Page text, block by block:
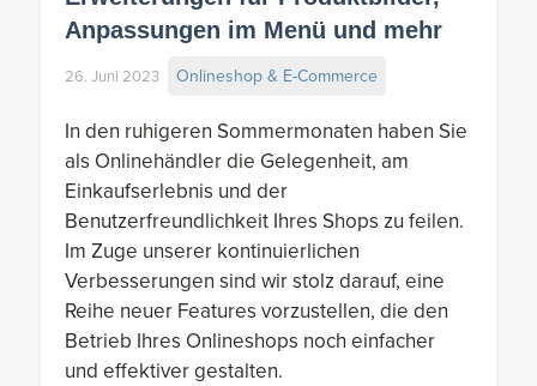
Anpassungen im Menü und mehr
26. Juni 2023 Onlineshop & E-Commerce
In den ruhigeren Sommermonaten haben Sie
als Onlinehändler die Gelegenheit, am
Einkaufserlebnis und der
Benutzerfreundlichkeit Ihres Shops zu feilen.
Im Zuge unserer kontinuierlichen
Verbesserungen sind wir stolz darauf, eine
Reihe neuer Features vorzustellen, die den
Betrieb Ihres Onlineshops noch einfacher
und effektiver gestalten.